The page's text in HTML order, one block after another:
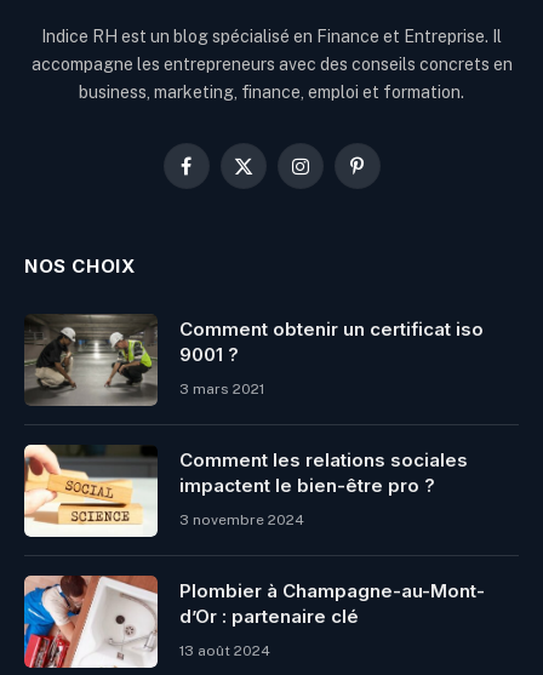
Indice RH est un blog spécialisé en Finance et Entreprise. Il
accompagne les entrepreneurs avec des conseils concrets en
business, marketing, finance, emploi et formation.
Facebook
X
InstagramPinterest
NOS CHOIX
Comment obtenir un certificat iso
9001 ?
3 mars 2021
Comment les relations sociales
impactent le bien-être pro ?
3 novembre 2024
Plombier à Champagne-au-Mont-
d’Or : partenaire clé
13 août 2024